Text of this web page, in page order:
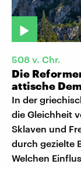
508 v. Chr.
Die
attische
In der
die Gleichheit
Sklaven und
durch gezielte
Welchen